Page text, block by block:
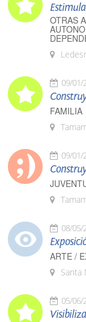
OTRAS
09/01/
FAMILIA
09/01/
08/05/
ARTE /
Santa
05/06/